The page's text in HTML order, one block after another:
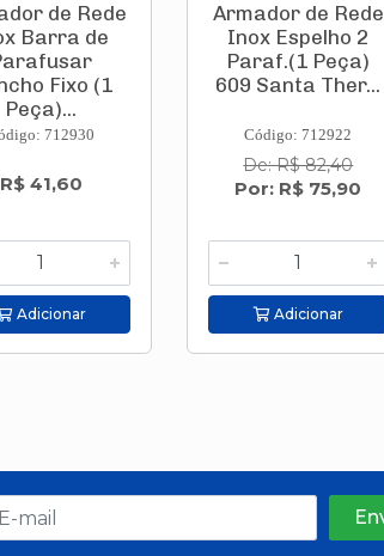
de Rede
Barra de
Fixo (1
Peça)...
712930
R$ 41,60
Adicionar
Armador de Rede
Inox Espelho 2
Paraf.(1 Peça)
609 Santa Ther...
Código: 712922
De: R$ 82,40
Por: R$ 75,90
Adicionar